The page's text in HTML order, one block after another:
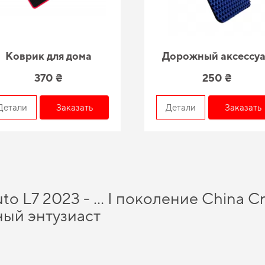
Коврик для дома
370 ₴
Заказать
Дорожный
250 ₴
Детали Заказать
L7 2023 - … I поколение China
энтузиаст
для определенной марки автомобиля, предназначенные для